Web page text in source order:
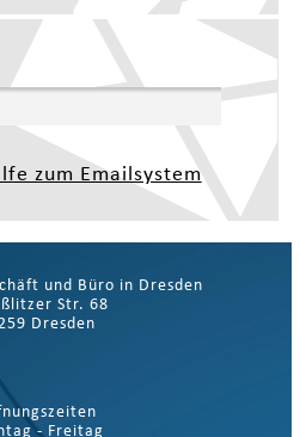
zum Emailsystem
und Büro in Dresden
Str. 68
Dresden
- Freitag